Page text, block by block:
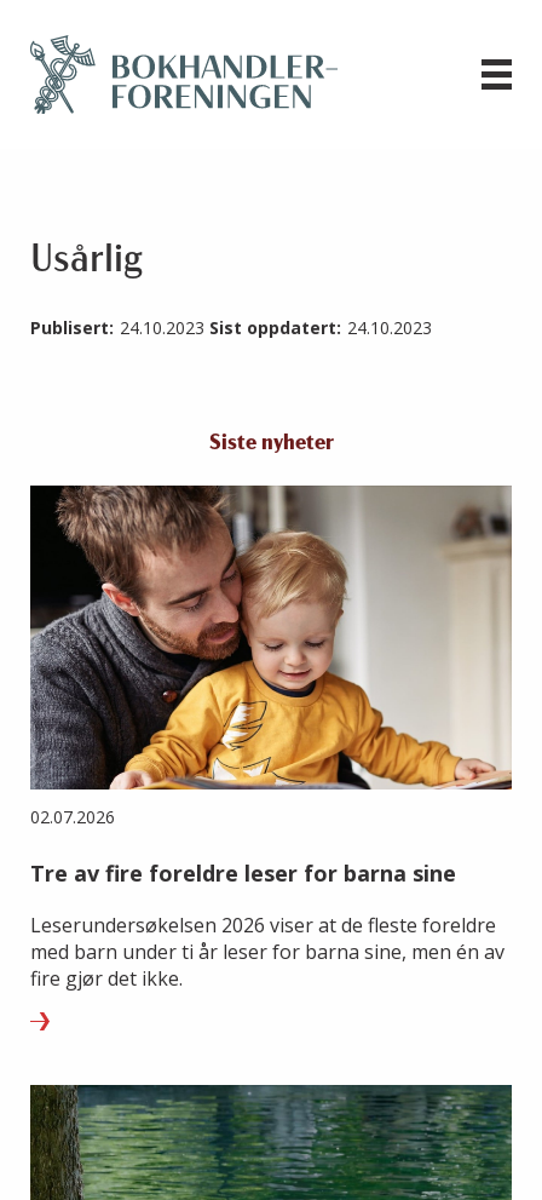
Usårlig
Publisert: 24.10.2023 Sist oppdatert: 24.10.2023
Siste nyheter
02.07.2026
Tre av fire foreldre leser for barna sine
Leserundersøkelsen 2026 viser at de fleste foreldre
med barn under ti år leser for barna sine, men én av
fire gjør det ikke.